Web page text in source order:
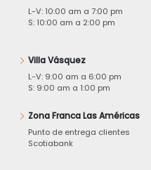
L-V: 10:00 am a 7:00 pm
S: 10:00 am a 2:00 pm
Villa Vásquez
L-V: 9:00 am a 6:00 pm
S: 9:00 am a 1:00 pm
Zona Franca Las Américas
Punto de entrega clientes
Scotiabank